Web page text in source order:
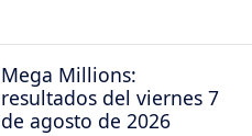
Mega Millions:
resultados del viernes 7
de agosto de 2026